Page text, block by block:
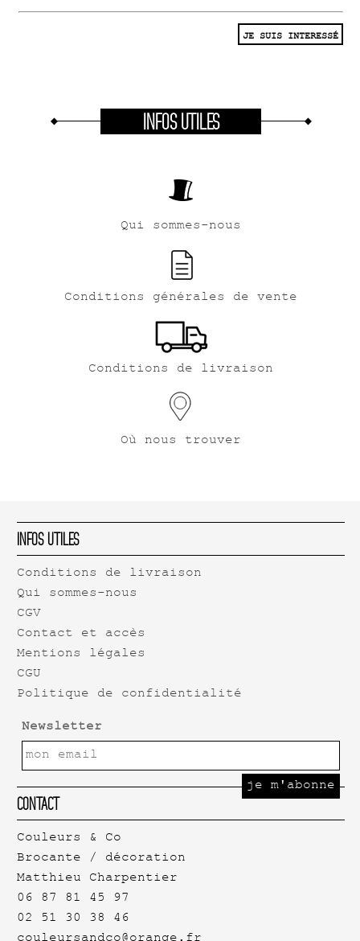
JE SUIS INTERESSÉ
INFOS UTILES
Qui sommes-nous
Conditions générales de vente
Conditions de livraison
Où nous trouver
Infos Utiles
Conditions de livraison
Qui sommes-nous
CGV
Contact et accès
Mentions légales
CGU
Politique de confidentialité
Newsletter
Contact
Couleurs & Co
Brocante / décoration
Matthieu Charpentier
06 87 81 45 97
02 51 30 38 46